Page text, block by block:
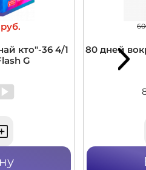
руб.
кто"-36 4/1
G
80 дней